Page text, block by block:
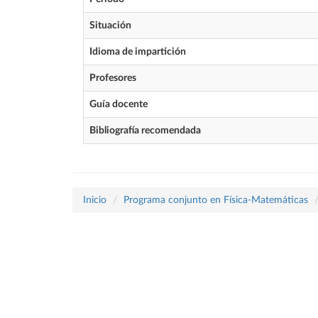
Situación
Idioma de impartición
Profesores
Guía docente
Bibliografía recomendada
Inicio Programa conjunto en Física-Matemáticas